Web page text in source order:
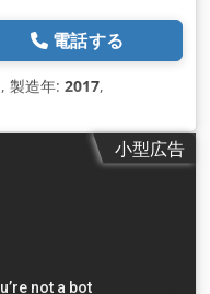
電話する
, 製造年: 2017,
小型広告